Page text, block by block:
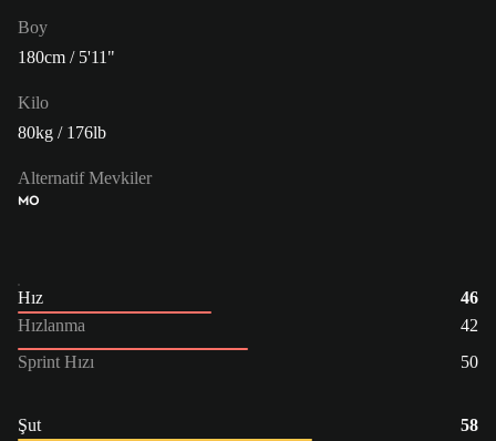
Boy
180cm / 5'11"
Kilo
80kg / 176lb
Alternatif Mevkiler
MO
Hız
46
Hızlanma
42
Sprint Hızı
50
Şut
58